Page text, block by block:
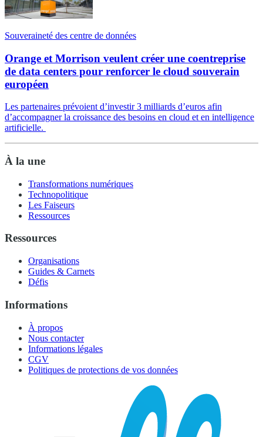
Souveraineté des centre de données
Orange et Morrison veulent créer une coentreprise
de data centers pour renforcer le cloud souverain
européen
Les partenaires prévoient d’investir 3 milliards d’euros afin
d’accompagner la croissance des besoins en cloud et en intelligence
artificielle.
À la une
Transformations numériques
Technopolitique
Les Faiseurs
Ressources
Ressources
Organisations
Guides & Carnets
Défis
Informations
À propos
Nous contacter
Informations légales
CGV
Politiques de protections de vos données